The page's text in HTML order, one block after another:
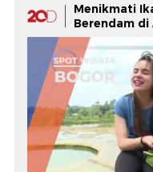
Menikmati
Berendam di